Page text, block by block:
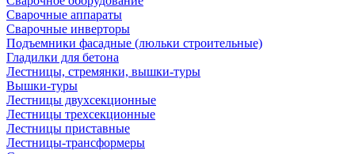
Сварочные аппараты
Сварочные инверторы
Подъемники фасадные (люльки строительные)
Гладилки для бетона
Лестницы, стремянки, вышки-туры
Вышки-туры
Лестницы двухсекционные
Лестницы трехсекционные
Лестницы приставные
Лестницы-трансформеры